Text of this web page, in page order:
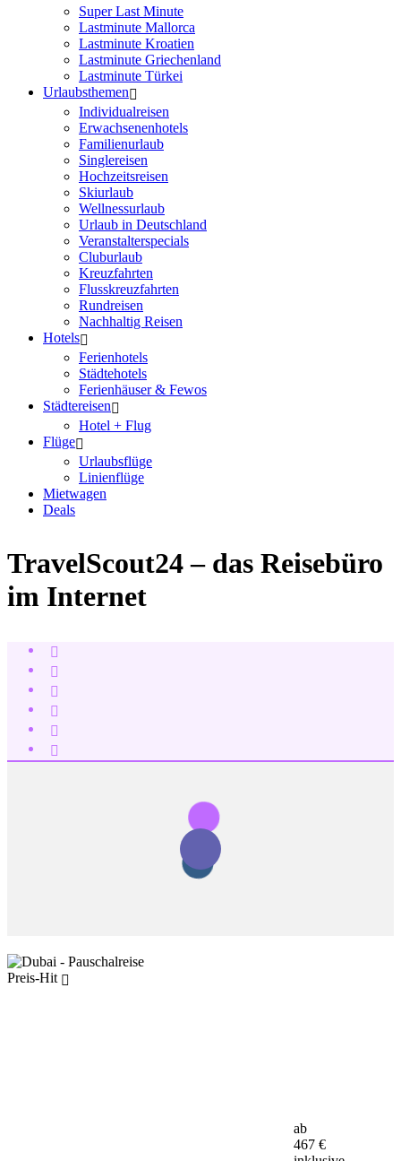
Super Last Minute
Lastminute Mallorca
Lastminute Kroatien
Lastminute Griechenland
Lastminute Türkei
Urlaubsthemen
Individualreisen
Erwachsenenhotels
Familienurlaub
Singlereisen
Hochzeitsreisen
Skiurlaub
Wellnessurlaub
Urlaub in Deutschland
Veranstalterspecials
Cluburlaub
Kreuzfahrten
Flusskreuzfahrten
Rundreisen
Nachhaltig Reisen
Hotels
Ferienhotels
Städtehotels
Ferienhäuser & Fewos
Städtereisen
Hotel + Flug
Flüge
Urlaubsflüge
Linienflüge
Mietwagen
Deals
TravelScout24 – das Reisebüro
im Internet
Preis-Hit
ab
467 €